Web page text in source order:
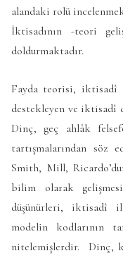
alandaki rolü
İktisadının -teori
doldurmaktadır.
Fayda teorisi, iktisadî
destekleyen ve iktisadî
Dinç, geç ahlâk
tartışmalarından
Smith, Mill,
bilim olarak
düşünürleri, iktisadî
modelin kodlarının
nitelemişlerdir. Dinç,